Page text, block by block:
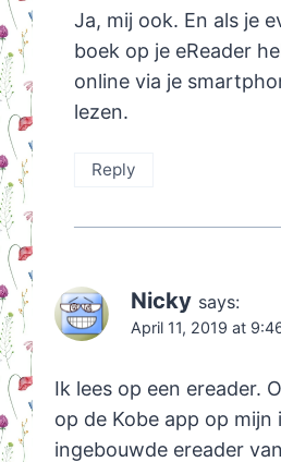
Ja, mij ook. En als je
boek op je eReader
online via je
lezen.
Reply
Nicky says:
April 11, 2019 at
Ik lees op een ereader.
op de Kobe app op mijn
ingebouwde ereader